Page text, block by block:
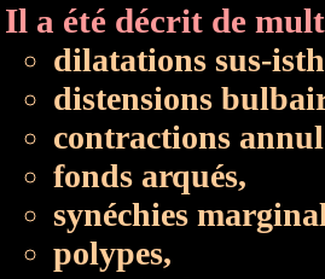
Il a été décrit de
dilatations sus-
distensions
contractions
fonds arqués,
synéchies
polypes,